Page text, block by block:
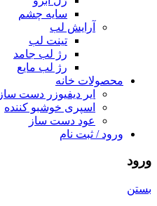
سایه چشم
آرایش لب
تینت لب
رژ لب جامد
رژ لب مایع
محصولات خانه
ایر دیفیوزر دست ساز
اسپری خوشبو کننده
عود دست ساز
ورود / ثبت نام
ورود
بستن